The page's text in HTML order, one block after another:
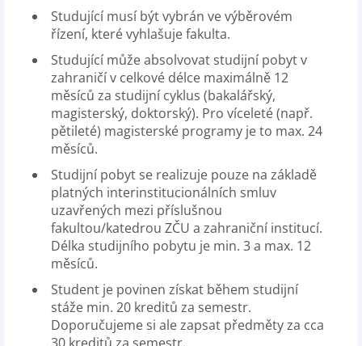
Studující musí být vybrán ve výběrovém
řízení, které vyhlašuje fakulta.
Studující může absolvovat studijní pobyt v
zahraničí v celkové délce maximálně 12
měsíců za studijní cyklus (bakalářský,
magisterský, doktorský). Pro víceleté (např.
pětileté) magisterské programy je to max. 24
měsíců.
Studijní pobyt se realizuje pouze na základě
platných interinstitucionálních smluv
uzavřených mezi příslušnou
fakultou/katedrou ZČU a zahraniční institucí.
Délka studijního pobytu je min. 3 a max. 12
měsíců.
Student je povinen získat během studijní
stáže min. 20 kreditů za semestr.
Doporučujeme si ale zapsat předměty za cca